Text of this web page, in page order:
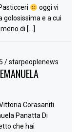
oggi vi
golosissima e a cui
di […]
/ starpeoplenews
Corasaniti
Panatta Di
che hai